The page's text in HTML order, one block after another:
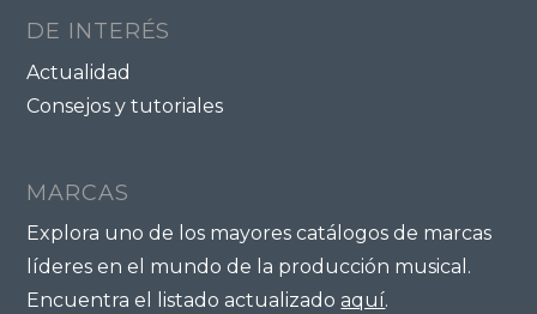
DE INTERÉS
Actualidad
Consejos y tutoriales
MARCAS
Explora uno de los mayores catálogos de marcas
líderes en el mundo de la producción musical.
Encuentra el listado actualizadoaquí.